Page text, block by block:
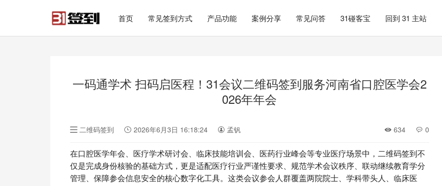
首页 常见签到方式 产品功能 案例分享 常见问答 31碰客宝 回到 31 主站
一码通学术 扫码启医程！31会议二维码签到服务河南省口腔医学会2
026年年会
二维码签到 2026年6月3日 16:18:24 孟钒 634 0
在口腔医学年会、医疗学术研讨会、临床技能培训会、医药行业峰会等专业医疗场景中，二维码签到不
仅是完成身份核验的基础方式，更是适配医疗行业严谨性要求、规范学术会议秩序、联动继续教育学分
管理、保障参会信息安全的核心数字化工具。这类会议参会人群覆盖两院院士、学科带头人、临床医